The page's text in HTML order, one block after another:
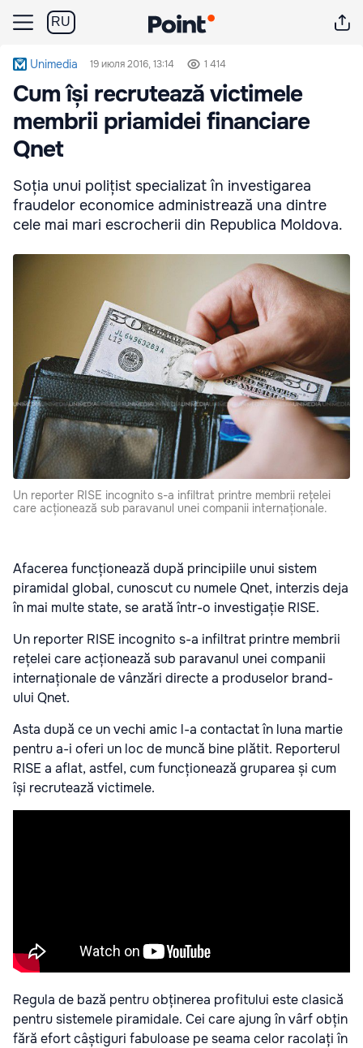
RU
Unimedia 19 июля 2016, 13:14 1 414
Cum își recrutează victimele
membrii priamidei financiare
Qnet
Soția unui polițist specializat în investigarea
fraudelor economice administrează una dintre
cele mai mari escrocherii din Republica Moldova.
Un reporter RISE incognito s-a infiltrat printre membrii rețelei
care acționează sub paravanul unei companii internaționale.
Afacerea funcționează după principiile unui sistem
piramidal global, cunoscut cu numele Qnet, interzis deja
în mai multe state, se arată într-o investigație RISE.
Un reporter RISE incognito s-a infiltrat printre membrii
rețelei care acționează sub paravanul unei companii
internaționale de vânzări directe a produselor brand-
ului Qnet.
Asta după ce un vechi amic l-a contactat în luna martie
pentru a-i oferi un loc de muncă bine plătit. Reporterul
RISE a aflat, astfel, cum funcționează gruparea și cum
își recrutează victimele.
Regula de bază pentru obținerea profitului este clasică
pentru sistemele piramidale. Cei care ajung în vârf obțin
fără efort câștiguri fabuloase pe seama celor racolați în